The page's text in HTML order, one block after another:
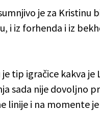
je za Kristinu
i iz forhenda i iz
tip igračice kakva
sada nije dovoljno
linije i na momente